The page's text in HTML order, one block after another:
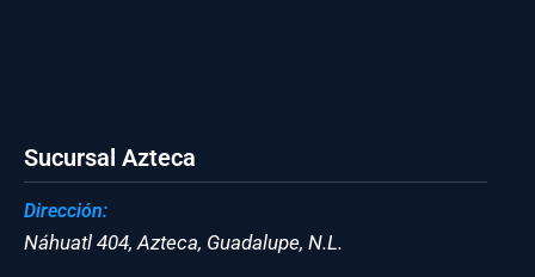
Sucursal Azteca
Dirección:
Náhuatl 404, Azteca, Guadalupe, N.L.